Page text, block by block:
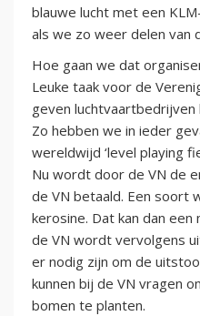
blauwe lucht met een
als we zo weer delen van
Hoe gaan we dat
Leuke taak voor de
geven
Zo hebben we in ieder
wereldwijd ‘level playing
Nu wordt door de VN de
de VN betaald. Een soort
kerosine. Dat kan dan een
de VN wordt vervolgens
er nodig zijn om de
kunnen bij de VN vragen
bomen te planten.